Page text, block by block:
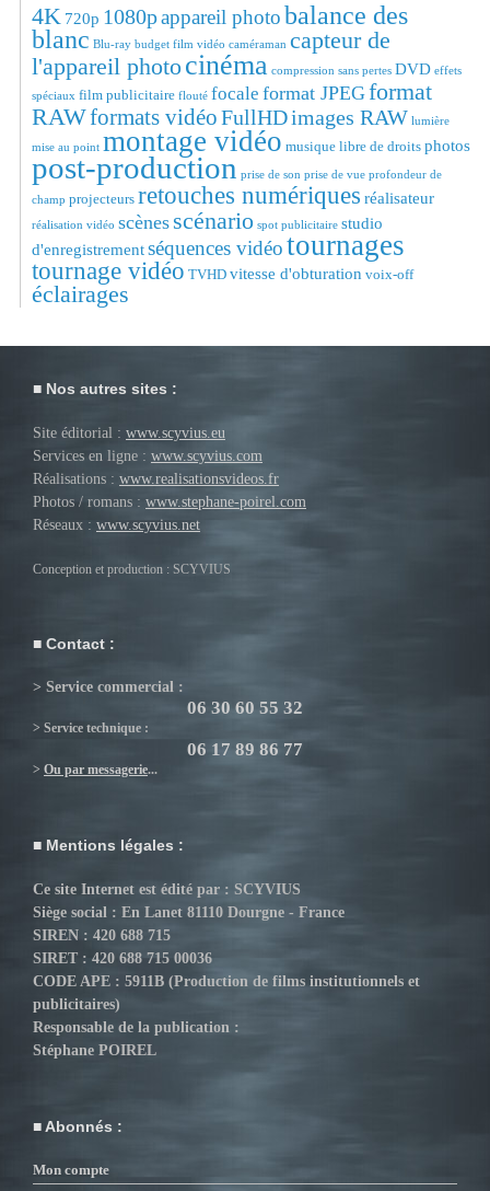
4K 720p 1080pappareil photobalance des
blanc Blu-ray budget film vidéo caméraman capteur de
l'appareil photocinéma compression sans pertes DVD effets
spéciaux film publicitaire flouté focale format JPEGformat
RAWformats vidéoFullHDimages RAW lumière
mise au point montage vidéo musique libre de droits photos
post-production prise de son prise de vue profondeur de
champ projecteurs retouches numériques réalisateur
réalisation vidéo scènes scénario spot publicitaire studio
d'enregistrementséquences vidéotournages
tournage vidéo TVHD vitesse d'obturation voix-off
éclairages
Nos autres sites :
Site éditorial : www.scyvius.eu
Services en ligne : www.scyvius.com
Réalisations : www.realisationsvideos.fr
Photos / romans : www.stephane-poirel.com
Réseaux : www.scyvius.net
Conception et production : SCYVIUS
Contact :
> Service commercial :
06 30 60 55 32
> Service technique :
06 17 89 86 77
> Ou par messagerie...
Mentions légales :
Ce site Internet est édité par : SCYVIUS
Siège social : En Lanet 81110 Dourgne - France
SIREN : 420 688 715
SIRET : 420 688 715 00036
CODE APE : 5911B (Production de films institutionnels et
publicitaires)
Responsable de la publication :
Stéphane POIREL
Abonnés :
Mon compte